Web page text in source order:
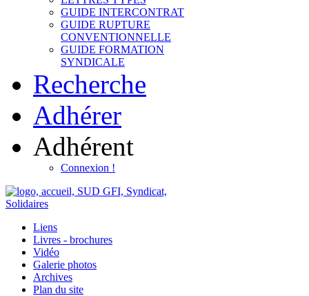
GUIDE INTERCONTRAT
GUIDE RUPTURE
CONVENTIONNELLE
GUIDE FORMATION
SYNDICALE
Recherche
Adhérer
Adhérent
Connexion !
Liens
Livres - brochures
Vidéo
Galerie photos
Archives
Plan du site